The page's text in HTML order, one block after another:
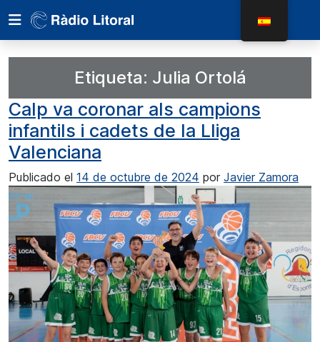
Etiqueta: Julia Ortolá
Calp va coronar als campions
infantils i cadets de la Lliga
Valenciana
Publicado el 14 de octubre de 2024 por Javier Zamora